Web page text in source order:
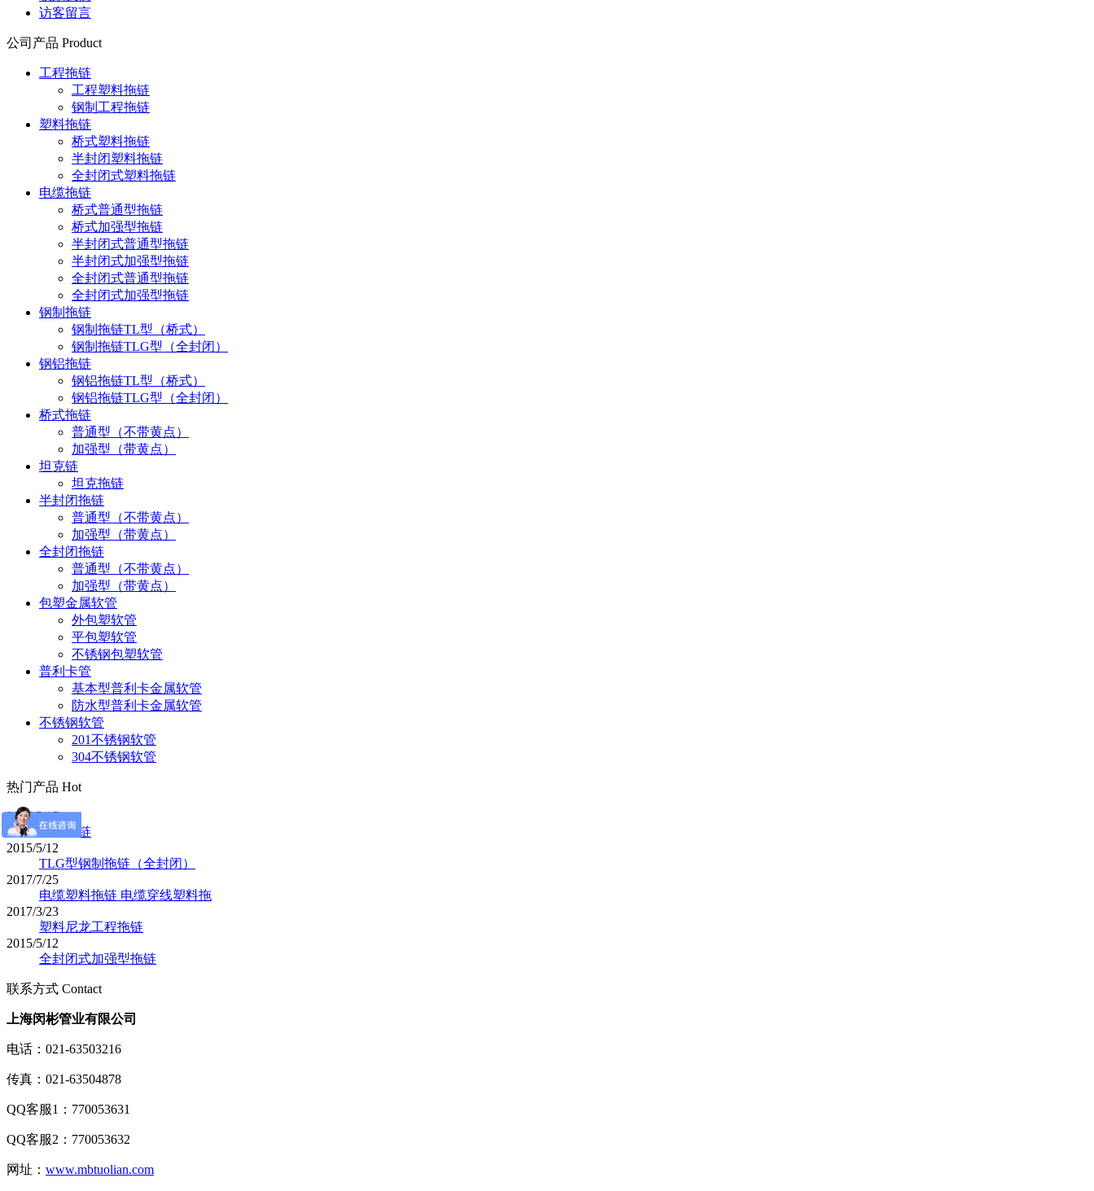
访客留言
公司产品 Product
工程拖链
工程塑料拖链
钢制工程拖链
塑料拖链
桥式塑料拖链
半封闭塑料拖链
全封闭式塑料拖链
电缆拖链
桥式普通型拖链
桥式加强型拖链
半封闭式普通型拖链
半封闭式加强型拖链
全封闭式普通型拖链
全封闭式加强型拖链
钢制拖链
钢制拖链TL型（桥式）
钢制拖链TLG型（全封闭）
钢铝拖链
钢铝拖链TL型（桥式）
钢铝拖链TLG型（全封闭）
桥式拖链
普通型（不带黄点）
加强型（带黄点）
坦克链
坦克拖链
半封闭拖链
普通型（不带黄点）
加强型（带黄点）
全封闭拖链
普通型（不带黄点）
加强型（带黄点）
包塑金属软管
外包塑软管
平包塑软管
不锈钢包塑软管
普利卡管
基本型普利卡金属软管
防水型普利卡金属软管
不锈钢软管
201不锈钢软管
304不锈钢软管
热门产品 Hot
2017/5/17
塑料拖链
2015/5/12
TLG型钢制拖链（全封闭）
2017/7/25
电缆塑料拖链 电缆穿线塑料拖
2017/3/23
塑料尼龙工程拖链
2015/5/12
全封闭式加强型拖链
联系方式 Contact
上海闵彬管业有限公司
电话：021-63503216
传真：021-63504878
QQ客服1：770053631
QQ客服2：770053632
网址： www.mbtuolian.com